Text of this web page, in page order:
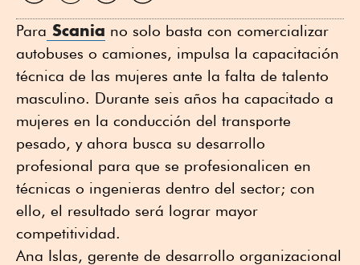
Para Scania no solo basta con comercializar
autobuses o camiones, impulsa la capacitación
técnica de las mujeres ante la falta de talento
masculino. Durante seis años ha capacitado a
mujeres en la conducción del transporte
pesado, y ahora busca su desarrollo
profesional para que se profesionalicen en
técnicas o ingenieras dentro del sector; con
ello, el resultado será lograr mayor
competitividad.
Ana Islas, gerente de desarrollo organizacional